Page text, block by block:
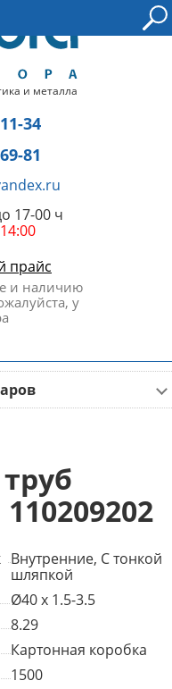
и металла
34
81
17-00 ч
прайс
и наличию
у
Внутренние, С тонкой
шляпкой
Ø40 x 1.5-3.5
8.29
Картонная коробка
1500